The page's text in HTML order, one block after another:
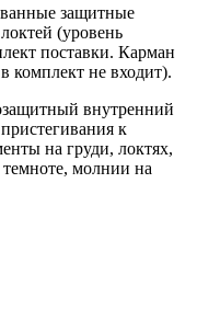
защитные
(уровень
поставки. Карман
комплект не входит).
внутренний
к
на груди, локтях,
темноте, молнии на